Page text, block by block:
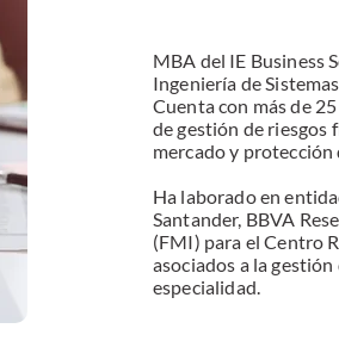
MBA del IE Business
Ingeniería de
Cuenta con más de
de gestión de riesgos
mercado y
Ha laborado en
Santander, BBVA
(FMI) para el Centro
asociados a la
especialidad.